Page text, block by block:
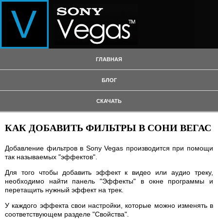
ГЛАВНАЯ
БЛОГ
СКАЧАТЬ
КАК ДОБАВИТЬ ФИЛЬТРЫ В СОНИ ВЕГАС
Добавление фильтров в Sony Vegas производится при помощи
так называемых "эффектов".
Для того чтобы добавить эффект к видео или аудио треку,
необходимо найти панель "Эффекты" в окне программы и
перетащить нужный эффект на трек.
У каждого эффекта свои настройки, которые можно изменять в
соответствующем разделе "Свойства".